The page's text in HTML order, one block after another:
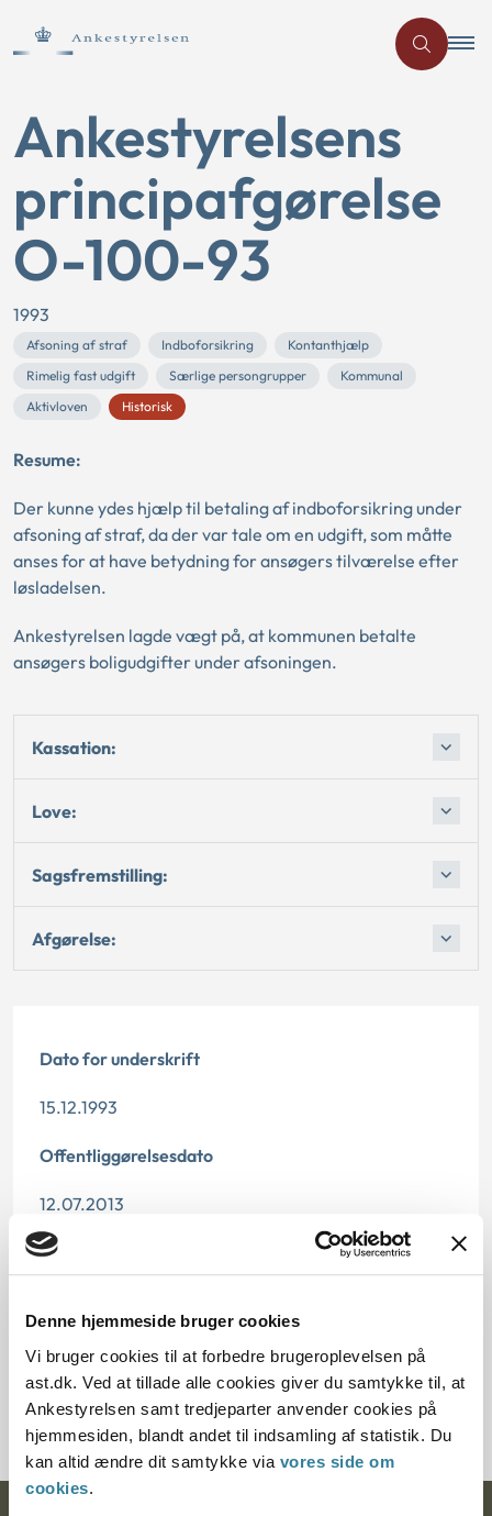
Denne hjemmeside bruger cookies
Vi bruger cookies til at forbedre brugeroplevelsen på
ast.dk. Ved at tillade alle cookies giver du samtykke til, at
Ankestyrelsen samt tredjeparter anvender cookies på
hjemmesiden, blandt andet til indsamling af statistik. Du
kan altid ændre dit samtykke via vores side om
cookies.
Ankestyrelsens
principafgørelse
O-100-93
1993
Afsoning af straf Indboforsikring
Kontanthjælp
Rimelig fast udgift
Særlige persongrupper
Kommunal
Aktivloven
Historisk
Resume:
Der kunne ydes hjælp til betaling af indboforsikring under
afsoning af straf, da der var tale om en udgift, som måtte
anses for at have betydning for ansøgers tilværelse efter
løsladelsen.
Ankestyrelsen lagde vægt på, at kommunen betalte
ansøgers boligudgifter under afsoningen.
Kassation:
Love:
Sagsfremstilling:
Afgørelse:
Dato for underskrift
15.12.1993
Offentliggørelsesdato
12.07.2013
Paragraf
Journalnummer
20361-92